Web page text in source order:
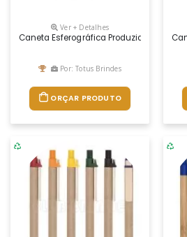
Ver + Detalhes
Caneta Esferográfica Produzida Através
Por: Totus Brindes
ORÇAR PRODUTO